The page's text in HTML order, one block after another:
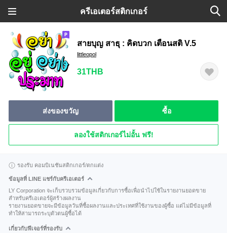
ครีเอเตอร์สติกเกอร์
สายบุญ สาธุ : คิดบวก เตือนสติ V.5
littleopol
31THB
ส่งของขวัญ ซื้อ
ลองใช้สติกเกอร์ไม่อั้น ฟรี!
รองรับ คอมบิเนชันสติกเกอร์/ตกแต่ง
ข้อมูลที่ LINE แชร์กับครีเอเตอร์
LY Corporation จะเก็บรวบรวมข้อมูลเกี่ยวกับการซื้อเพื่อนำไปใช้ในรายงานยอดขาย
สำหรับครีเอเตอร์ผู้สร้างผลงาน
รายงานยอดขายจะมีข้อมูลวันที่ซื้อผลงานและประเทศที่ใช้งานของผู้ซื้อ แต่ไม่มีข้อมูลที่
ทำให้สามารถระบุตัวตนผู้ซื้อได้
เกี่ยวกับฟีเจอร์ที่รองรับ